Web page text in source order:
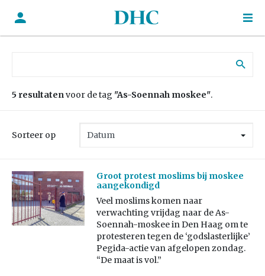
5 resultatenvoor de tag "As-Soennah moskee".
Sorteer op
Groot protest moslims bij moskee
aangekondigd
Veel moslims komen naar
verwachting vrijdag naar de As-
Soennah-moskee in Den Haag om te
protesteren tegen de ‘godslasterlijke’
Pegida-actie van afgelopen zondag.
“De maat is vol.”